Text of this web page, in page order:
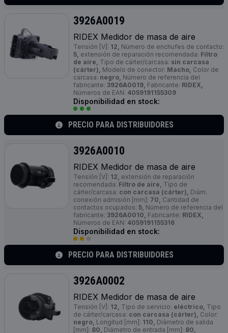
3926A0019
RIDEX Medidor de masa de aire
Tensión [V]: 12, Número de enchufes de contacto:
5, extensión de reparación recomendada: Filtro
de aire, Tipo de cárter/carcasa: sin carcasa
(cárter), Modelo de conector: Macho, Color de
carcasa: negro, Número de referencia del
fabricante: 3926A0019, Fabricante: RIDEX,
Números de EAN: 4059191155309
Disponibilidad en stock:
PRECIO PARA DISTRIBUIDORES
3926A0010
RIDEX Medidor de masa de aire
Tensión [V]: 12, extensión de reparación
recomendada: Filtro de aire, Tipo de
cárter/carcasa: con carcasa (cárter), Diám.
conexión admisión [mm]: 70, Cantidad de
contactos ocupados: 5, Número de referencia del
fabricante: 3926A0010, Fabricante: RIDEX,
Números de EAN: 4059191155316
Disponibilidad en stock:
PRECIO PARA DISTRIBUIDORES
3926A0002
RIDEX Medidor de masa de aire
Tensión [V]: 12, Tipo de servicio: eléctrico, Tipo
de cárter/carcasa: con carcasa (cárter), Color:
negro, Longitud [mm]: 110, Diámetro de salida
[mm]: 80, Diámetro de entrada [mm]: 80,